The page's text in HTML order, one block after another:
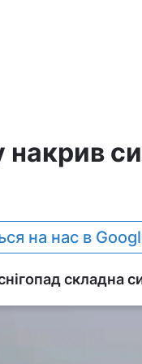
на нас в
складна